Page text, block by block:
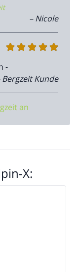
– Nicole
-
Bergzeit Kunde
an
X: